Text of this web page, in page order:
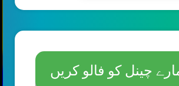
چینل کو فالو کریں